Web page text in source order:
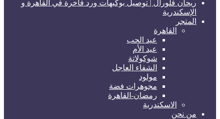
ريحان فلورال | توصيل بوكيهات ورد فاخرة في القاهرة و
الإسكندرية
المتجر
القاهرة
عيد الحب
عيد الأم
شوكولاتة
الشفاء العاجل
مولود
مجوهرات فضة
رمضان-القاهرة
الاسكندرية
من نحن